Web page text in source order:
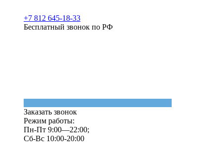
+7 812 645-18-33
Бесплатный звонок по РФ
Заказать звонок
Режим работы:
Пн-Пт 9:00—22:00;
Сб-Вс 10:00-20:00